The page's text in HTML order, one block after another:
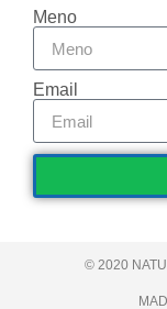
Meno
Email
© 2020